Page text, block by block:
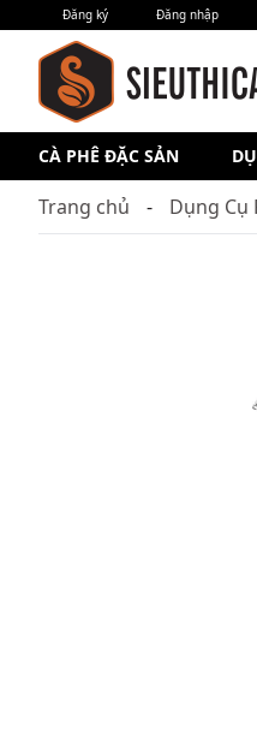
Đăng ký Đăng nhập
CÀ PHÊ ĐẶC SẢN
Trang chủ Dụng Cụ